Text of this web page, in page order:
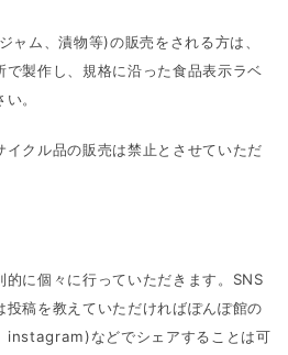
ャム、漬物等)の販売をされる方は、
製作し、規格に沿った食品表示ラベ
。
イクル品の販売は禁止とさせていただ
的に個々に行っていただきます。SNS
稿を教えていただければぽんぽ館の
などでシェアすることは可